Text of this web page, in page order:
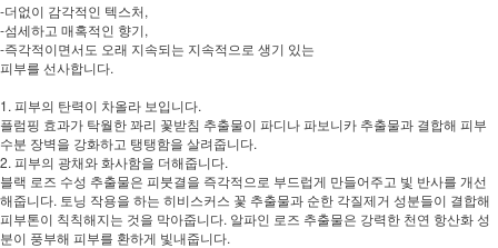
-더없이 감각적인 텍스처,
-섬세하고 매혹적인 향기,
-즉각적이면서도 오래 지속되는 지속적으로 생기 있는
피부를 선사합니다.
1. 피부의 탄력이 차올라 보입니다.
플럼핑 효과가 탁월한 꽈리 꽃받침 추출물이 파디나 파보니카 추출물과 결합해 피부
수분 장벽을 강화하고 탱탱함을 살려줍니다.
2. 피부의 광채와 화사함을 더해줍니다.
블랙 로즈 수성 추출물은 피붓결을 즉각적으로 부드럽게 만들어주고 빛 반사를 개선
해줍니다. 토닝 작용을 하는 히비스커스 꽃 추출물과 순한 각질제거 성분들이 결합해
피부톤이 칙칙해지는 것을 막아줍니다. 알파인 로즈 추출물은 강력한 천연 항산화 성
분이 풍부해 피부를 환하게 빛내줍니다.